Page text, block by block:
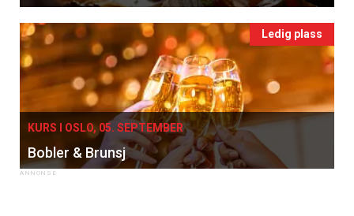
Ledig plass
KURS I OSLO, 05. SEPTEMBER
Bobler & Brunsj